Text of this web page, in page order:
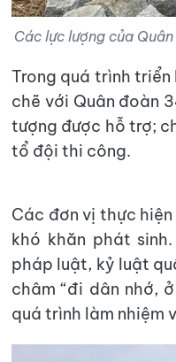
Các lực lượng của
Trong quá trình triển
chẽ với Quân đoàn
tượng được hỗ trợ;
tổ đội thi công.
Các đơn vị thực
khó khăn phát
pháp luật, kỷ luật
châm “đi dân nhớ,
quá trình làm nhiệm